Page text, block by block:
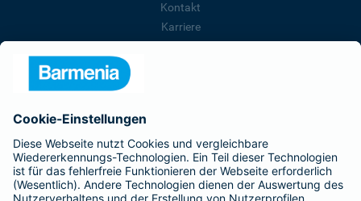
Kontakt
Karriere
Barmenia ist Teil der BarmeniaGothaer
BELIEBTE SEITEN
Kranken-Zusatzversicherung